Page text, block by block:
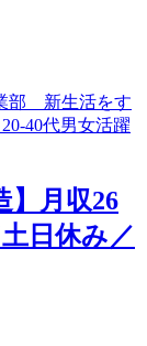
】月収26
日休み／